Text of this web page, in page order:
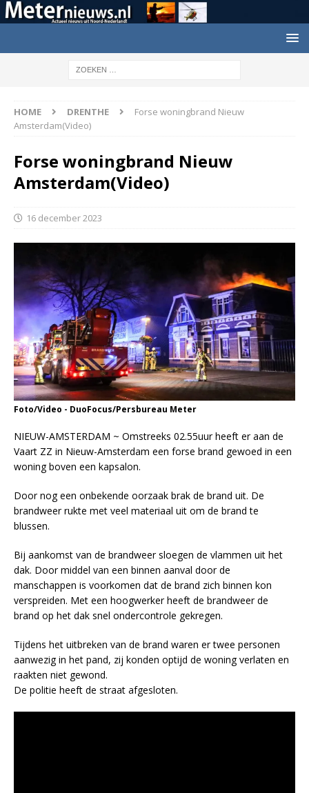
HOME DRENTHE
Forse woningbrand Nieuw
Amsterdam(Video)
Forse woningbrand Nieuw
Amsterdam(Video)
16 december 2023
Foto/Video - DuoFocus/Persbureau Meter
NIEUW-AMSTERDAM ~ Omstreeks 02.55uur heeft er aan de
Vaart ZZ in Nieuw-Amsterdam een forse brand gewoed in een
woning boven een kapsalon.
Door nog een onbekende oorzaak brak de brand uit. De
brandweer rukte met veel materiaal uit om de brand te
blussen.
Bij aankomst van de brandweer sloegen de vlammen uit het
dak. Door middel van een binnen aanval door de
manschappen is voorkomen dat de brand zich binnen kon
verspreiden. Met een hoogwerker heeft de brandweer de
brand op het dak snel ondercontrole gekregen.
Tijdens het uitbreken van de brand waren er twee personen
aanwezig in het pand, zij konden optijd de woning verlaten en
raakten niet gewond.
De politie heeft de straat afgesloten.